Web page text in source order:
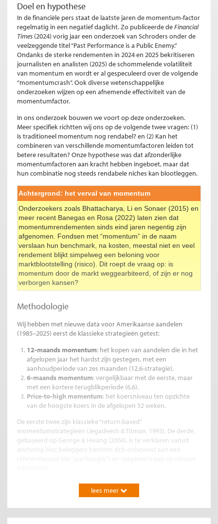
Doel en hypothese
In de financiële pers staat de laatste jaren de momentum-factor
regelmatig in een negatief daglicht. Zo publiceerde deFinancial
Times (2024) vorig jaar een onderzoek van Schroders onder de
veelzeggende titel “Past Performance is a Public Enemy.”
Ondanks de sterke rendementen in 2024 en 2025 bekritiseren
journalisten en analisten (2025) de schommelende volatiliteit
van momentum en wordt er al gespeculeerd over de volgende
“momentumcrash”. Ook diverse wetenschappelijke
onderzoeken wijzen op een afnemende effectiviteit van de
momentumfactor.
In ons onderzoek bouwen we voort op deze onderzoeken.
Meer specifiek richtten wij ons op de volgende twee vragen: (1)
Is traditioneel momentum nog rendabel? en (2) Kan het
combineren van verschillende momentumfactoren leiden tot
betere resultaten? Onze hypothese was dat afzonderlijke
momentumfactoren aan kracht hebben ingeboet, maar dat
hun combinatie nog steeds rendabele niches kan blootleggen.
Achtergrond: het verval van momentum
Onderzoekers zoals Bhattacharya, Li en Sonaer (2015) en
meer recent Banegas en Rosa (2022) laten zien dat
momentumrendementen sinds eind jaren negentig zijn
afgenomen. Fondsen met “momentum” in de naam
verslaan hun benchmark, na kosten, meestal niet en veel
rendement blijkt simpelweg een beloning voor
marktblootstelling (risico). Dit roept de vraag op: is
momentum door de markt weggearbiteerd, of zijn er nog
verborgen kansen?
Methodologie
Wij hebben met nieuwe data voor Amerikaanse aandelen
(1985–2025) eerst de klassieke strategieën getest:
12-maands momentum: het kopen van aandelen die in het
afgelopen jaar het hardst zijn gestegen, met een
aanhoudperiode van zes maanden (12,6-strategie).
6-maands momentum: vergelijkbaar met de eerste, maar
met een kortere terugblikperiode (6,6).
Price-to-high momentum: het koersniveau ten opzichte
van de hoogste koers in de afgelopen 52 weken.
De eerste twee zijn klassieke “return-based”
momentumstrategieën (Jegadeesh & Titman, 1993). De derde,
gebaseerd op George & Hwang (2004), is te verklaren vanuit
anchoring bias: beleggers hechten zich onbewust aan een
Wij werkten met zogehetenzelf-financierende portefeuilles
(kopen) in stijgers, short (verkopen) in dalers. Dit betekent dat
lees meer